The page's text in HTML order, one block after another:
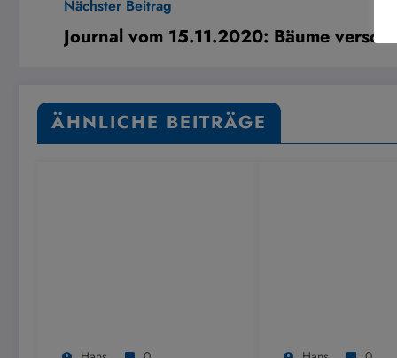
Nächster Beitrag
Journal vom 15.11.2020: Bäume
ÄHNLICHE BEITRÄGE